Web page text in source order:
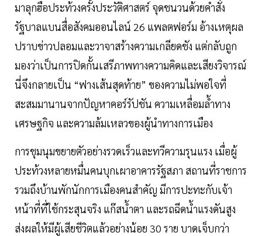
มาลุกฮือประท้วงครั้งประวัติศาสตร์ จุดชนวนด้วยคำสั่ง
รัฐบาลแบนสื่อสังคมออนไลน์ 26 แพลตฟอร์ม อ้างเหตุผล
ปราบข่าวปลอมและวาจาสร้างความเกลียดชัง แต่กลับถูก
มองว่าเป็นการปิดกั้นเสรีภาพทางความคิดและเสียงวิจารณ์
นี่จึงกลายเป็น “ฟางเส้นสุดท้าย” ของความไม่พอใจที่
สะสมมานานจากปัญหาคอร์รัปชัน ความเหลื่อมล้ำทาง
เศรษฐกิจ และความล้มเหลวของผู้นำทางการเมือง
การชุมนุมขยายตัวอย่างรวดเร็วและทวีความรุนแรง เมื่อผู้
ประท้วงหลายหมื่นคนบุกเผาอาคารรัฐสภา สถานที่ราชการ
รวมถึงบ้านพักนักการเมืองคนสำคัญ มีการปะทะกับเจ้า
หน้าที่ที่ใช้กระสุนจริง แก๊สน้ำตา และรถฉีดน้ำแรงดันสูง
ส่งผลให้มีผู้เสียชีวิตแล้วอย่างน้อย 30 ราย บาดเจ็บกว่า